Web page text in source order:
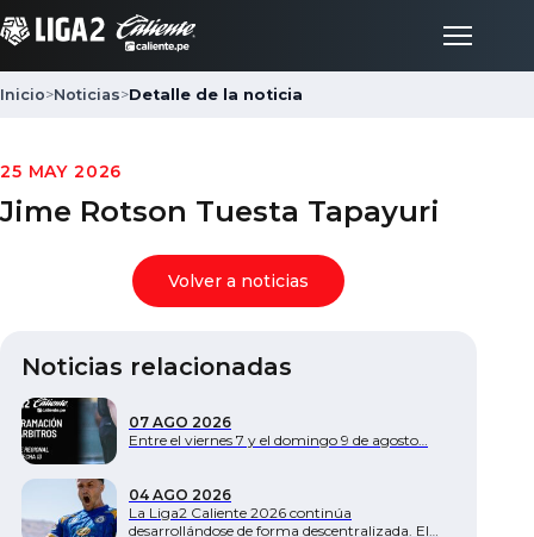
Inicio
LigaFan
Clubes
Noticias
Inicio>Noticias>Detalle de la noticia
25 MAY 2026
Jime Rotson Tuesta Tapayuri
Volver a noticias
Noticias relacionadas
07 AGO 2026
Entre el viernes 7 y el domingo 9 de agosto…
04 AGO 2026
La Liga2 Caliente 2026 continúa
desarrollándose de forma descentralizada. El…